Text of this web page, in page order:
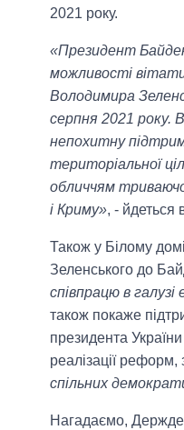
2021 року.
«Президент
можливості
Володимира
серпня 2021 року.
непохитну
територіальної
обличчям
і Криму», - йдеться
Також у Білому
Зеленського до
співпрацю в
також покаже
президента України
реалізації реформ,
спільних
Нагадаємо,